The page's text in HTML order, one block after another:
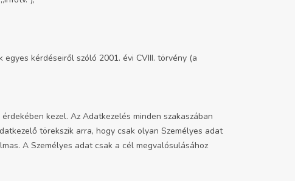
kérdéseiről szóló 2001. évi CVIII. törvény (a
kezel. Az Adatkezelés minden szakaszában
törekszik arra, hogy csak olyan Személyes adat
A Személyes adat csak a cél megvalósulásához